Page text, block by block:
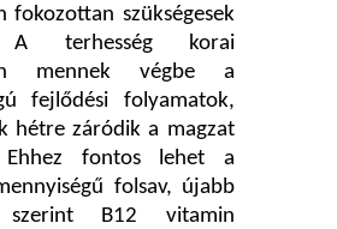
fokozottan szükségesek
A terhesség korai
mennek végbe a
fejlődési folyamatok,
hétre záródik a magzat
Ehhez fontos lehet a
folsav, újabb
szerint B12 vitamin